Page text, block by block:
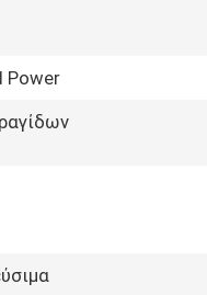
Power